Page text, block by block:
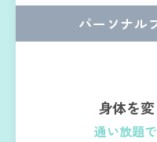
パーソナル
身体を
通い放題